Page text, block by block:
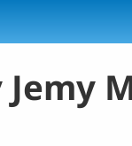
Jemy